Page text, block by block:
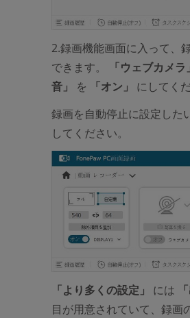
2.録画機能画面に入って、
できます。
「ウェブカメラ」
音」
を 「オン」
にしてくだ
録画を自動停止に設定した
してください。
「より多くの設定」 には
目が用意されていて、録画